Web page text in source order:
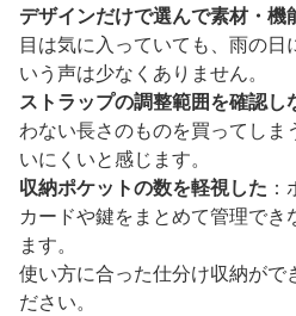
デザインだけで選んで素材・機
目は気に入っていても、雨の日
いう声は少なくありません。
ストラップの調整範囲を確認し
わない長さのものを買ってしま
いにくいと感じます。
収納ポケットの数を軽視した
カードや鍵をまとめて管理でき
ます。
使い方に合った仕分け収納がで
ださい。